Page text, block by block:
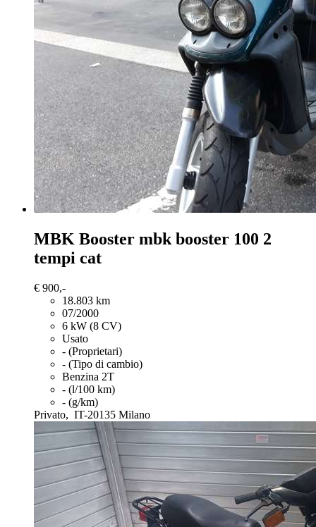
MBK Booster mbk booster 100 2
tempi cat
€ 900,-
18.803 km
07/2000
6 kW (8 CV)
Usato
- (Proprietari)
- (Tipo di cambio)
Benzina 2T
- (l/100 km)
- (g/km)
Privato, IT-20135 Milano